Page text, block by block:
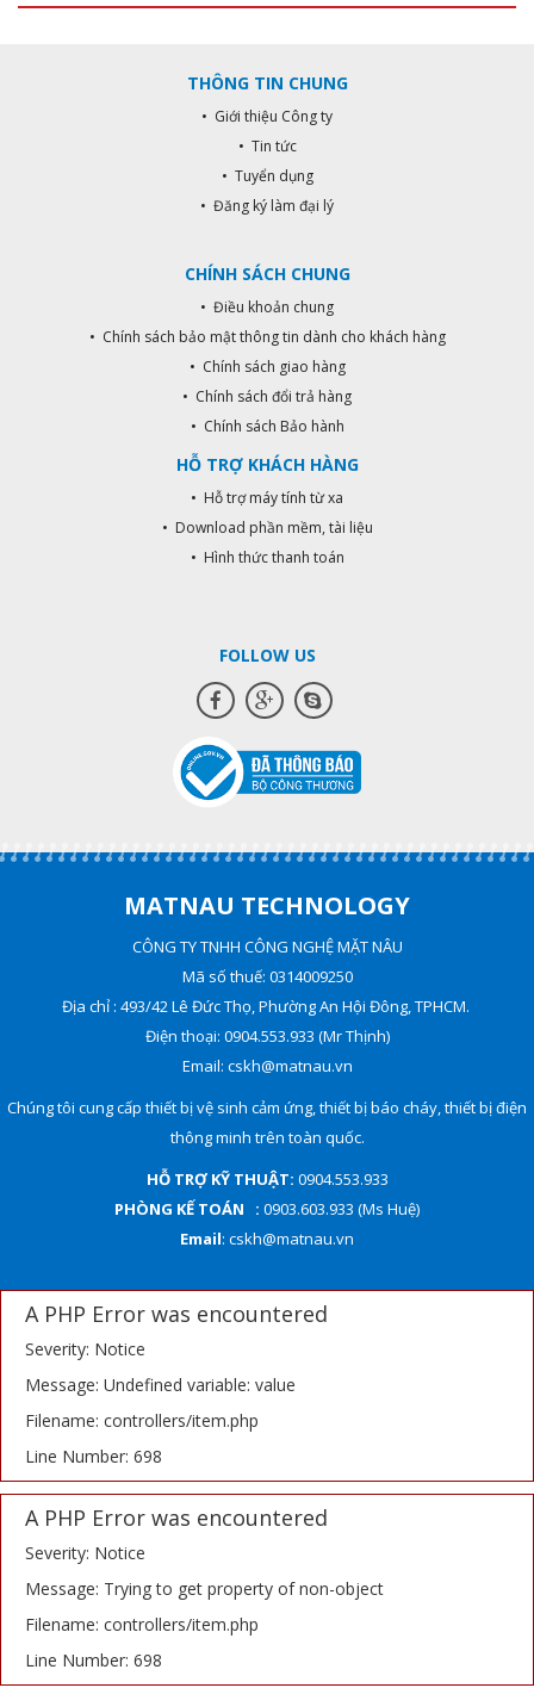
THÔNG TIN CHUNG
• Giới thiệu Công ty
• Tin tức
• Tuyển dụng
• Đăng ký làm đại lý
CHÍNH SÁCH CHUNG
• Điều khoản chung
• Chính sách bảo mật thông tin dành cho khách hàng
• Chính sách giao hàng
• Chính sách đổi trả hàng
• Chính sách Bảo hành
HỖ TRỢ KHÁCH HÀNG
• Hỗ trợ máy tính từ xa
• Download phần mềm, tài liệu
• Hình thức thanh toán
FOLLOW US
MATNAU TECHNOLOGY
CÔNG TY TNHH CÔNG NGHỆ MẶT NÂU
Mã số thuế: 0314009250
Địa chỉ : 493/42 Lê Đức Thọ, Phường An Hội Đông, TPHCM.
Điện thoại: 0904.553.933 (Mr Thịnh)
Email: cskh@matnau.vn
Chúng tôi cung cấp thiết bị vệ sinh cảm ứng, thiết bị báo cháy, thiết bị điện
thông minh trên toàn quốc.
HỖ TRỢ KỸ THUẬT: 0904.553.933
PHÒNG KẾ TOÁN : 0903.603.933 (Ms Huệ)
Email: cskh@matnau.vn
A PHP Error was encountered
Severity: Notice
Message: Undefined variable: value
Filename: controllers/item.php
Line Number: 698
A PHP Error was encountered
Severity: Notice
Message: Trying to get property of non-object
Filename: controllers/item.php
Line Number: 698